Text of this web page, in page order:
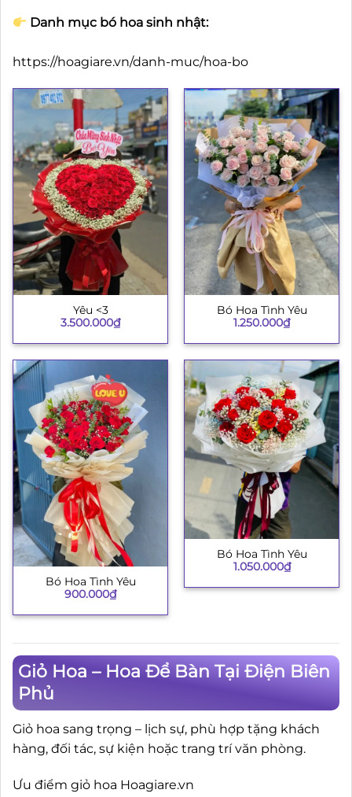
Danh mục bó hoa sinh nhật:
https://hoagiare.vn/danh-muc/hoa-bo
Yêu <3
3.500.000₫
Bó Hoa Tình Yêu
1.250.000₫
Bó Hoa Tình Yêu
900.000₫
Bó Hoa Tình Yêu
1.050.000₫
Giỏ Hoa – Hoa Để Bàn Tại Điện Biên
Phủ
Giỏ hoa sang trọng – lịch sự, phù hợp tặng khách
hàng, đối tác, sự kiện hoặc trang trí văn phòng.
Ưu điểm giỏ hoa Hoagiare.vn